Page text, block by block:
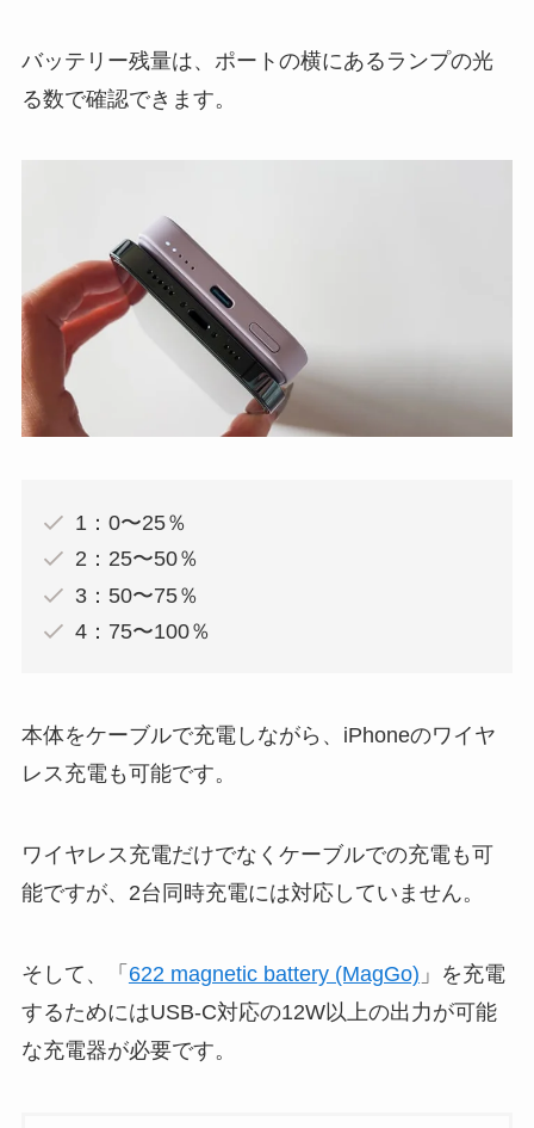
バッテリー残量は、ポートの横にあるランプの光
る数で確認できます。
1：0〜25％
2：25〜50％
3：50〜75％
4：75〜100％
本体をケーブルで充電しながら、iPhoneのワイヤ
レス充電も可能です。
ワイヤレス充電だけでなくケーブルでの充電も可
能ですが、2台同時充電には対応していません。
そして、 「 622 magnetic battery (MagGo) 」を充電
するためにはUSB-C対応の12W以上の出力が可能
な充電器が必要です。